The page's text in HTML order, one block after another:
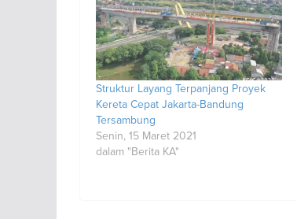
Struktur Layang Terpanjang Proyek
Kereta Cepat Jakarta-Bandung
Tersambung
Senin, 15 Maret 2021
dalam "Berita KA"